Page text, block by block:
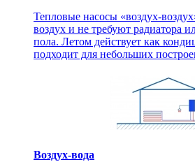
Тепловые насосы «воздух-
воздух и не требуют радиатора
пола. Летом действует как
подходит для небольших
Воздух-вода